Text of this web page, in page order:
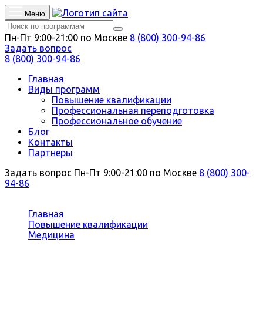
Меню
Пн-Пт 9:00-21:00 по Москве 8 (800) 300-94-86
Задать вопрос
8 (800) 300-94-86
Главная
Виды программ
Повышение квалификации
Профессиональная переподготовка
Профессиональное обучение
Блог
Контакты
Партнеры
Задать вопрос Пн-Пт 9:00-21:00 по Москве 8 (800) 300-
94-86
Главная
Повышение квалификации
Медицина